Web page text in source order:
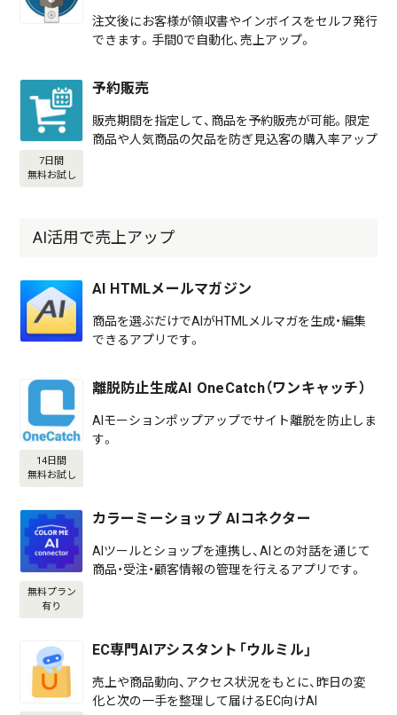
注文後にお客様が領収書やインボイスをセルフ発行
できます。手間0で自動化、売上アップ。
7日間
無料お試し
予約販売
販売期間を指定して、商品を予約販売が可能。限定
商品や人気商品の欠品を防ぎ見込客の購入率アップ
AI活用で売上アップ
AI HTMLメールマガジン
商品を選ぶだけでAIがHTMLメルマガを生成・編集
できるアプリです。
14日間
無料お試し
離脱防止生成AI OneCatch（ワンキャッチ）
AIモーションポップアップでサイト離脱を防止しま
す。
無料プラン
有り
カラーミーショップ AIコネクター
AIツールとショップを連携し、AIとの対話を通じて
商品・受注・顧客情報の管理を行えるアプリです。
EC専門AIアシスタント「ウルミル」
売上や商品動向、アクセス状況をもとに、昨日の変
化と次の一手を整理して届けるEC向けAI